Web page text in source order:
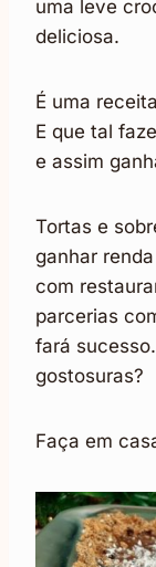
uma leve
deliciosa.
É uma
E que tal
e assim
Tortas e
ganhar
com
parcerias
fará
gostosuras?
Faça em